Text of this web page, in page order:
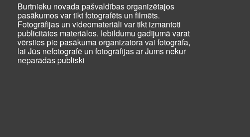
Burtnieku novada pašvaldības organizētajos
pasākumos var tikt fotografēts un filmēts.
Fotogrāfijas un videomateriāli var tikt izmantoti
publicitātes materiālos. Iebildumu gadījumā varat
vērsties pie pasākuma organizatora vai fotogrāfa,
lai Jūs nefotografē un fotogrāfijas ar Jums nekur
neparādās publiski